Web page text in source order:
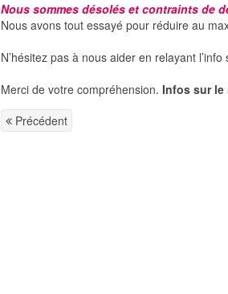
Nous sommes désolés et contraints de
Nous avons tout essayé pour réduire au
N’hésitez pas à nous aider en relayant
Merci de votre compréhension. Infos sur
Précédent